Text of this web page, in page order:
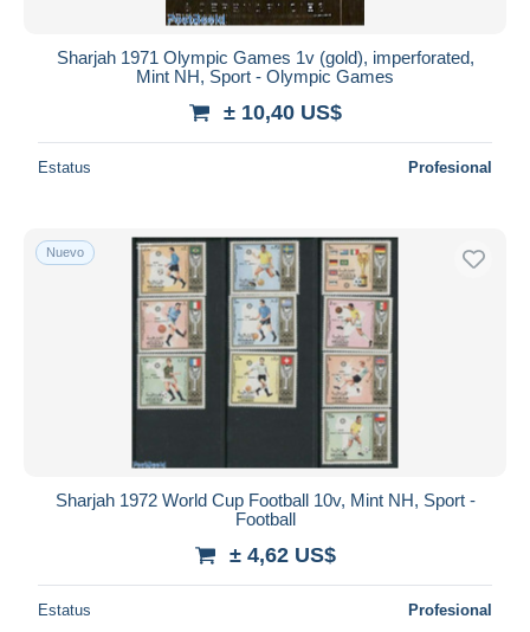
Sharjah 1971 Olympic Games 1v (gold), imperforated,
Mint NH, Sport - Olympic Games
± 10,40 US$
Estatus Profesional
Nuevo
Sharjah 1972 World Cup Football 10v, Mint NH, Sport -
Football
± 4,62 US$
Estatus Profesional